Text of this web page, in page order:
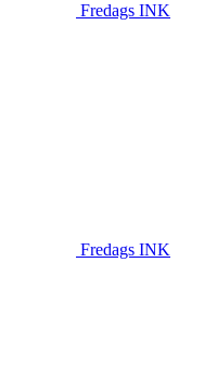
Fredags INK
Fredags INK